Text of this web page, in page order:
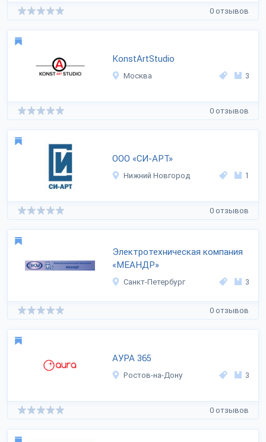
0 отзывов
KonstArtStudio
Москва 3
0 отзывов
ООО «СИ-АРТ»
Нижний Новгород 1
0 отзывов
Электротехническая компания
«МЕАНДР»
Санкт-Петербург 3
0 отзывов
АУРА 365
Ростов-на-Дону 3
0 отзывов